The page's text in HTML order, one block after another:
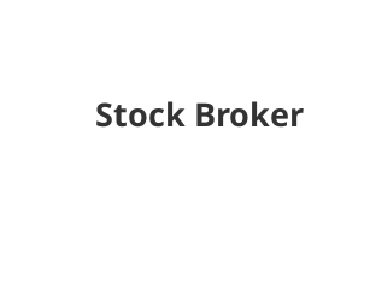
Stock Broker